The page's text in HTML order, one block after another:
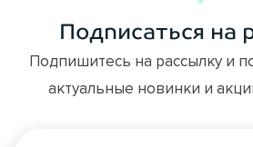
Подписаться на
Подпишитесь на рассылку и
актуальные новинки и